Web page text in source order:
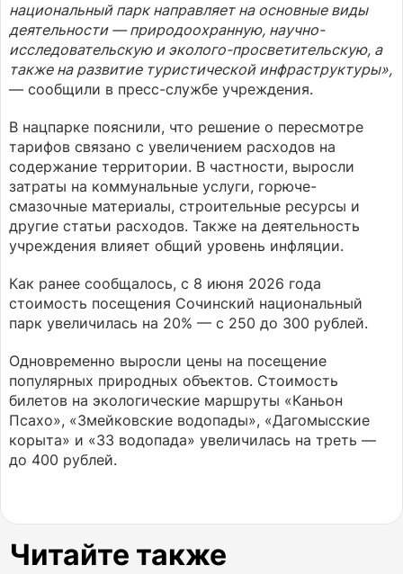
национальный парк направляет на основные виды
деятельности — природоохранную, научно-
исследовательскую и эколого-просветительскую, а
также на развитие туристической инфраструктуры»,
— сообщили в пресс-службе учреждения.
В нацпарке пояснили, что решение о пересмотре
тарифов связано с увеличением расходов на
содержание территории. В частности, выросли
затраты на коммунальные услуги, горюче-
смазочные материалы, строительные ресурсы и
другие статьи расходов. Также на деятельность
учреждения влияет общий уровень инфляции.
Как ранее сообщалось, с 8 июня 2026 года
стоимость посещения Сочинский национальный
парк увеличилась на 20% — с 250 до 300 рублей.
Одновременно выросли цены на посещение
популярных природных объектов. Стоимость
билетов на экологические маршруты «Каньон
Псахо», «Змейковские водопады», «Дагомысские
корыта» и «33 водопада» увеличилась на треть —
до 400 рублей.
Читайте также